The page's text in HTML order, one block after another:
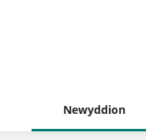
Newyddion